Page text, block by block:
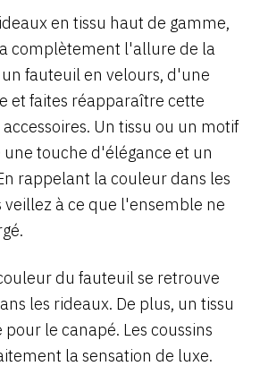
en tissu haut de gamme,
complètement l'allure de la
un fauteuil en velours, d'une
et faites réapparaître cette
Un tissu ou un motif
touche d'élégance et un
rappelant la couleur dans les
veillez à ce que l'ensemble ne
du fauteuil se retrouve
les rideaux. De plus, un tissu
le canapé. Les coussins
la sensation de luxe.